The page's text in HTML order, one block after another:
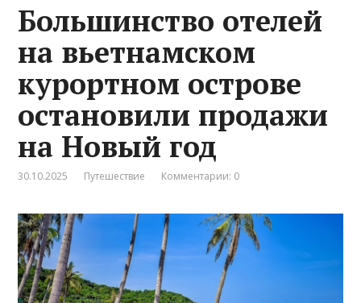
Большинство отелей
на вьетнамском
курортном острове
остановили продажи
на Новый год
30.10.2025 Путешествие Комментарии: 0